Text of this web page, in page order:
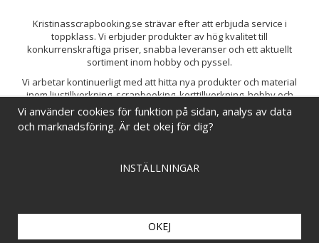
Kristinasscrapbooking.se strävar efter att erbjuda service i
toppklass. Vi erbjuder produkter av hög kvalitet till
konkurrenskraftiga priser, snabba leveranser och ett aktuellt
sortiment inom hobby och pyssel.
Vi arbetar kontinuerligt med att hitta nya produkter och material
inom ljustillverkning, scrapbooking, korttillverkning, hobby och
pyssel. Målet är att bredda sortimentet och löpande förbättra och
utveckla vårt utbud, så att du alltid kan hitta det du behöver hos oss.
Vi använder cookies för funktion på sidan, analys av data
och marknadsföring. Är det okej för dig?
INSTÄLLNINGAR
OKEJ